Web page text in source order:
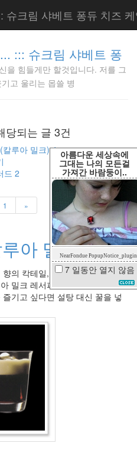
아름다운 세상속에
그대는 나의 모든걸
가져간 바람둥이..
NearFondue PopupNotice_plugin
7 일동안 열지 않음
슈크림 샤베트 퐁듀 치즈
::: 슈크림 샤베트 퐁
을 힘들게만 할것입니다. 저를 그
고 울리는 몹쓸 병
당되는 글 3건
루아 밀크)4
드 2
1 »
아 밀크)
의 칵테일, 리큐어 칼루아에 우
밀크 레서피는 우유에 칼루아만
기고 싶다면 설탕 대신 꿀을 넣